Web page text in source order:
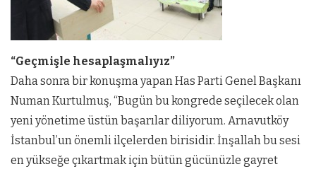
“Geçmişle hesaplaşmalıyız”
Daha sonra bir konuşma yapan Has Parti Genel Başkanı
Numan Kurtulmuş, “Bugün bu kongrede seçilecek olan
yeni yönetime üstün başarılar diliyorum. Arnavutköy
İstanbul’un önemli ilçelerden birisidir. İnşallah bu sesi
en yükseğe çıkartmak için bütün gücünüzle gayret